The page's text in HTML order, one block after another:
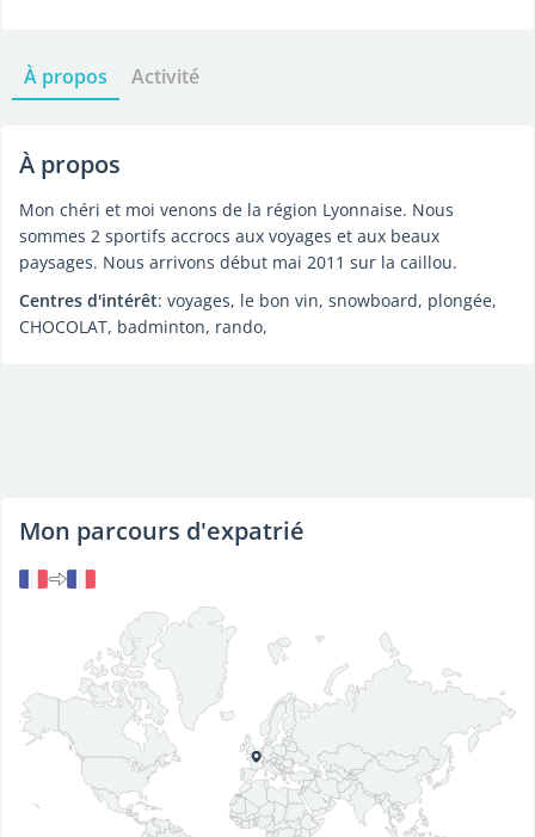
À propos Activité
À propos
Mon chéri et moi venons de la région Lyonnaise. Nous
sommes 2 sportifs accrocs aux voyages et aux beaux
paysages. Nous arrivons début mai 2011 sur la caillou.
Centres d'intérêt: voyages, le bon vin, snowboard, plongée,
CHOCOLAT, badminton, rando,
Mon parcours d'expatrié